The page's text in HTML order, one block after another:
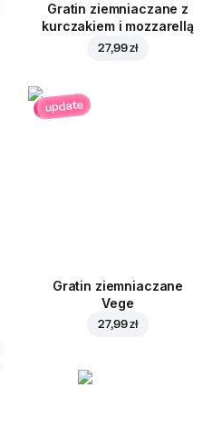
Gratin ziemniaczane z
kurczakiem i mozzarellą
27,99 zł
update
Gratin ziemniaczane
Vege
27,99 zł